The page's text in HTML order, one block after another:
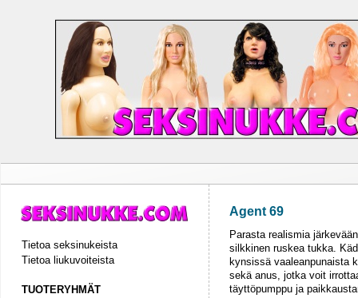
Tietoa seksinukeista
Tietoa liukuvoiteista
TUOTERYHMÄT
Agent 69
Parasta realismia
silkkinen ruskea tukka.
kynsissä vaaleanpunaista
sekä anus, jotka voit
täyttöpumppu ja